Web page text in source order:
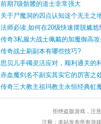
前期7级骷髅的道士非常强大
关于尸魔洞的四点认知这个无主之
不差
法师必读,如何在20级快速摆脱尴尬
期
传奇3私服大战士佩戴的加魔御高攻
大赏全是稀罕物！
传奇战士刷副本有哪些技巧?
思贝儿手镯灵活应对，顺利通关的
赤血魔剑名不副实其实它的厉害之
这里
传奇三大教主祖玛教主永恒经典虹
度无人能及
拒绝盗版游戏，注
注释：本站发布所有游